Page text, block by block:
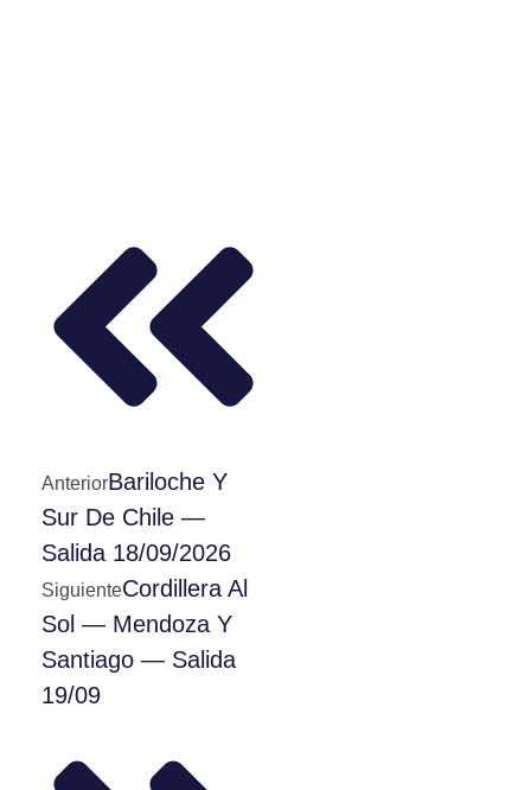
AnteriorBariloche Y
Sur De Chile —
Salida 18/09/2026
SiguienteCordillera Al
Sol — Mendoza Y
Santiago — Salida
19/09